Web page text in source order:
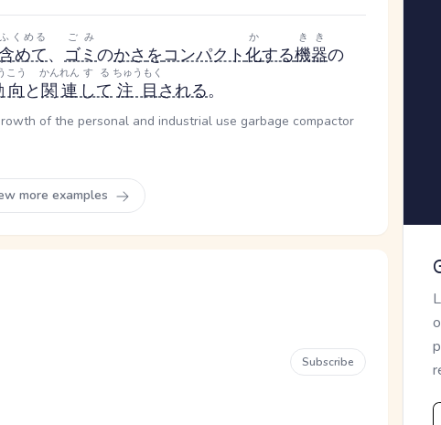
めて
ふくめる
、 ゴミ
ごみ
のかさをコンパクト化
か
する機器
きき
の
向
こう
と関連
かんれん
して
する
注目
ちゅうもく
される。
of the personal and industrial use garbage compactor
more examples
Subscribe